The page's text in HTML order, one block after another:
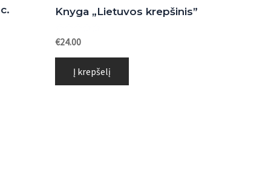
Knyga „Lietuvos krepšinis”
Įvertinimas:
iš
€24.00
Į krepšelį